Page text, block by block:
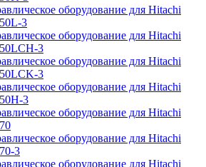
оборудование для Hitachi
3
оборудование для Hitachi
3
оборудование для Hitachi
3
оборудование для Hitachi
3
оборудование для Hitachi
оборудование для Hitachi
3
оборудование для Hitachi